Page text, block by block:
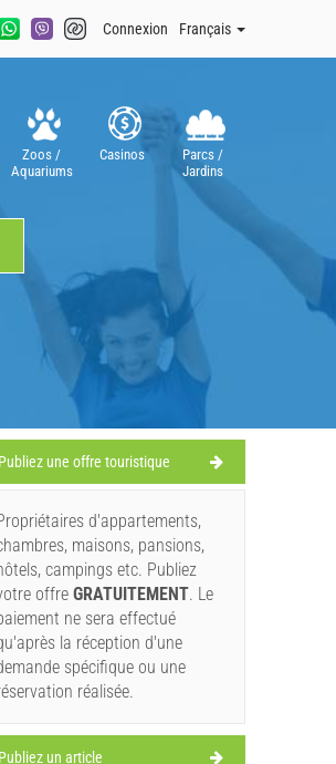
Connexion Français
Zoos /
Aquariums
Casinos
Parcs /
Jardins
Publiez une offre touristique
d'appartements,
maisons, pansions,
campings etc. Publiez
offre GRATUITEMENT. Le
ne sera effectué
la réception d'une
spécifique ou une
réalisée.
Publiez un article